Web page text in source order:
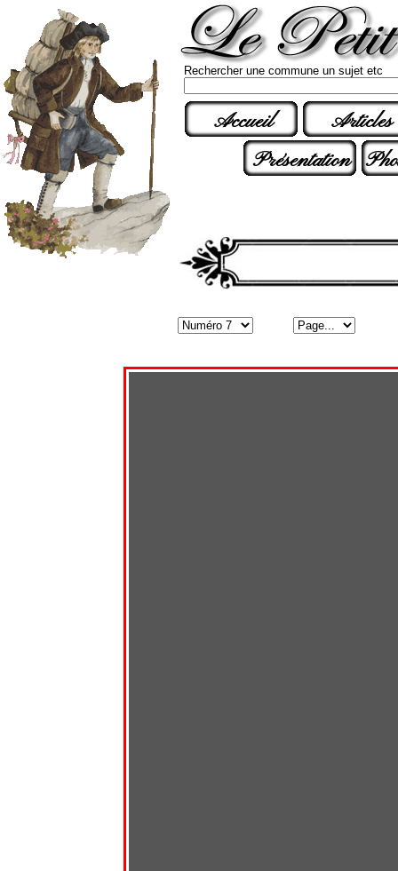
Rechercher une commune un sujet etc
Accueil
Articles
Présentation